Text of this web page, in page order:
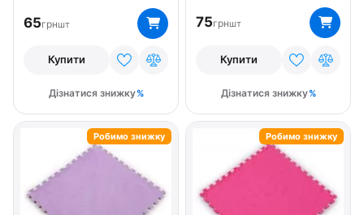
65грншт
Купити
Дізнатися знижку
75грншт
Купити
Дізнатися знижку
Робимо знижку Робимо знижку